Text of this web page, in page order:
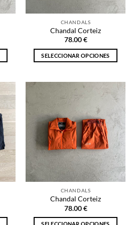
en
la
página
de
CHANDALS
Chandal Corteiz
78.00€
SELECCIONAR OPCIONES
tiene
múltiples
variantes.
Las
opciones
se
pueden
elegir
en
la
página
de
CHANDALS
Chandal Corteiz
78.00€